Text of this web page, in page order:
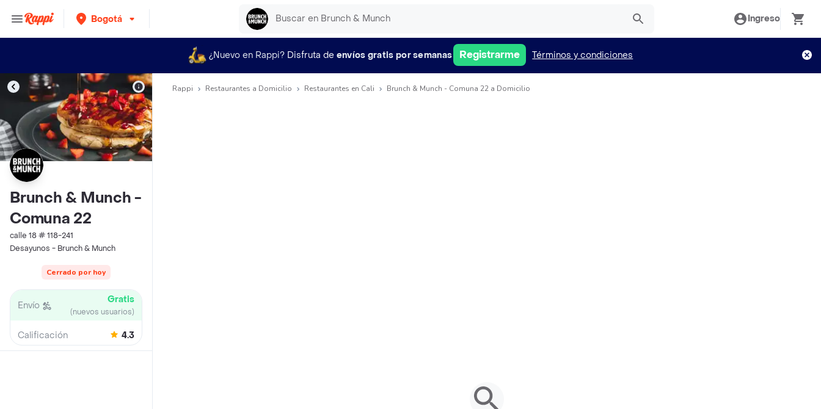
Bogotá Ingreso
¿Nuevo en Rappi? Disfruta de envíos gratis por semanas Registrarme Términos y condiciones
Brunch & Munch -
Comuna 22
calle 18 # 118-241
Desayunos - Brunch & Munch
Cerrado por hoy
Envío Gratis
(nuevos usuarios)
Calificación 4.3
Rappi Restaurantes a Domicilio Restaurantes en Cali Brunch & Munch - Comuna 22 a Domicilio